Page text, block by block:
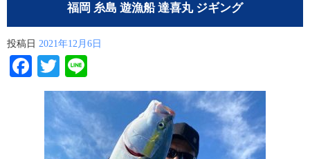
福岡 糸島 遊漁船 達喜丸 ジギング
投稿日 2021年12月6日
Facebook
Twitter